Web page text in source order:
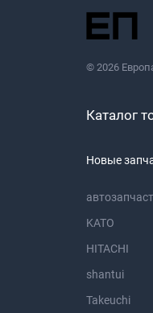
© 2026
Каталог
Новые
KATO
HITACHI
shantui
Takeuchi